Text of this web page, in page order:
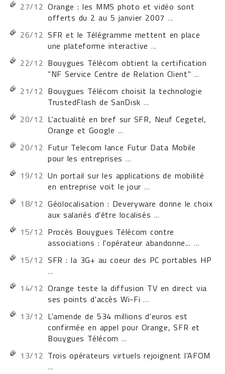
27/12 Orange : les MMS photo et vidéo sont
offerts du 2 au 5 janvier 2007 ...
26/12 SFR et le Télégramme mettent en place
une plateforme interactive ...
22/12 Bouygues Télécom obtient la certification
"NF Service Centre de Relation Client" ...
21/12 Bouygues Télécom choisit la technologie
TrustedFlash de SanDisk ...
20/12 L'actualité en bref sur SFR, Neuf Cegetel,
Orange et Google ...
20/12 Futur Telecom lance Futur Data Mobile
pour les entreprises ...
19/12 Un portail sur les applications de mobilité
en entreprise voit le jour ...
18/12 Géolocalisation : Deveryware donne le choix
aux salariés d'être localisés ...
15/12 Procès Bouygues Télécom contre
associations : l'opérateur abandonne... ...
15/12 SFR : la 3G+ au coeur des PC portables HP
...
14/12 Orange teste la diffusion TV en direct via
ses points d'accès Wi-Fi ...
13/12 L'amende de 534 millions d'euros est
confirmée en appel pour Orange, SFR et
Bouygues Télécom ...
13/12 Trois opérateurs virtuels rejoignent l'AFOM
...